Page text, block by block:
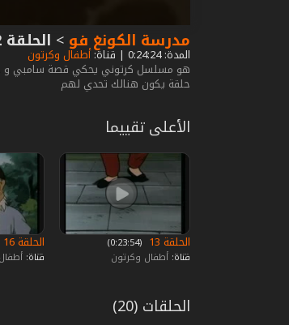
مدرسة الكونغ فو > الحلقة 12
المدة: 0:24:24 | قناة: أطفال وكرتون
هو مسلسل كرتوني يحكي قصة سامبي و
حلقة يكون هنالك تحدي لهم
الأعلى تقييما
الحلقة 13
‏ (0:23:54)
قناة: أطفال وكرتون
الحلقة 16
قناة:
الحلقات (20)